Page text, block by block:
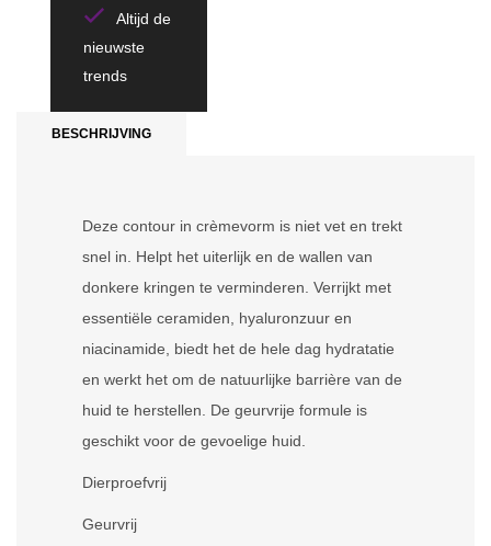
Altijd de
nieuwste
trends
BESCHRIJVING
Deze contour in crèmevorm is niet vet en trekt
snel in. Helpt het uiterlijk en de wallen van
donkere kringen te verminderen. Verrijkt met
essentiële ceramiden, hyaluronzuur en
niacinamide, biedt het de hele dag hydratatie
en werkt het om de natuurlijke barrière van de
huid te herstellen. De geurvrije formule is
geschikt voor de gevoelige huid.
Dierproefvrij
Geurvrij